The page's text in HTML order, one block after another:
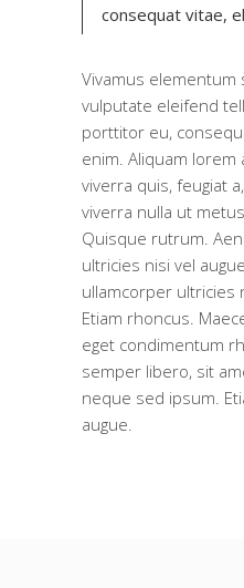
consequat vitae,
Vivamus elementum
vulputate eleifend
porttitor eu,
enim. Aliquam lorem
viverra quis, feugiat
viverra nulla ut
Quisque rutrum.
ultricies nisi vel
ullamcorper ultricies
Etiam rhoncus.
eget condimentum
semper libero, sit
neque sed ipsum.
augue.